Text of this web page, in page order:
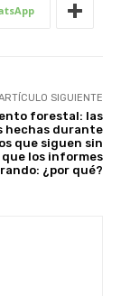
SIGUIENTE
forestal: las
hechas durante
que siguen sin
los informes
¿por qué?